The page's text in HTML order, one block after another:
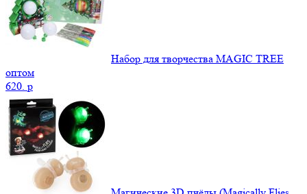
Набор для творчества MAGIC TREE
оптом
620. p